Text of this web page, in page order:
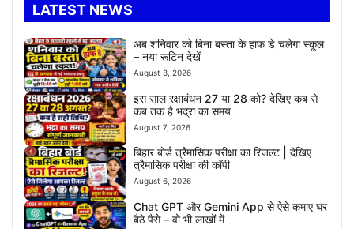
LATEST NEWS
अब शनिवार को बिना बस्ता के हाफ डे चलेगा स्कूल
– नया रूटिन देखें
August 8, 2026
इस साल रक्षाबंधन 27 या 28 को? देखिए कब से
कब तक है भद्रा का समय
August 7, 2026
बिहार बोर्ड त्रैमासिक परीक्षा का रिजल्ट | देखिए
त्रैमासिक परीक्षा की कॉपी
August 6, 2026
Chat GPT और Gemini App से ऐसे कमाए घर
बैठे पैसे – वो भी लाखों में